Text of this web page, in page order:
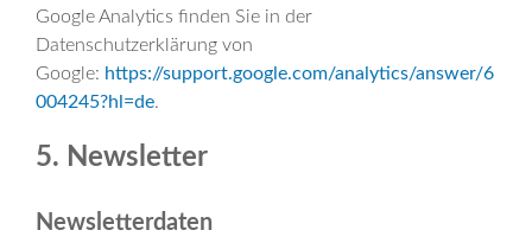
Google Analytics finden Sie in der
Datenschutzerklärung von
Google: https://support.google.com/analytics/answer/6
004245?hl=de.
5. Newsletter
Newsletterdaten